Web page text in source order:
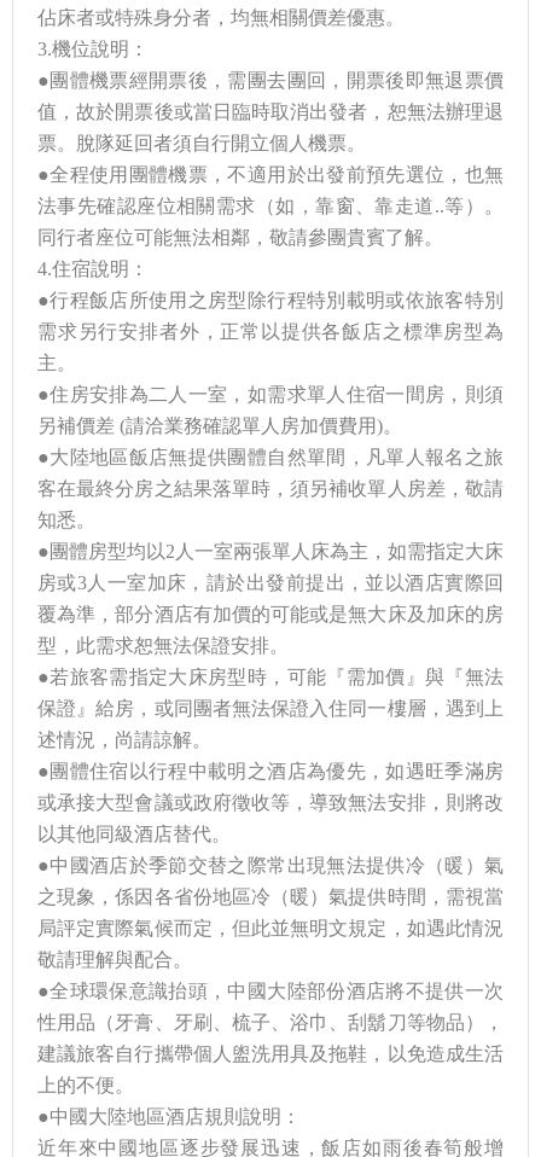
佔床者或特殊身分者，均無相關價差優惠。
3.機位說明：
●團體機票經開票後，需團去團回，開票後即無退票價
值，故於開票後或當日臨時取消出發者，恕無法辦理退
票。脫隊延回者須自行開立個人機票。
●全程使用團體機票，不適用於出發前預先選位，也無
法事先確認座位相關需求（如，靠窗、靠走道..等）。
同行者座位可能無法相鄰，敬請參團貴賓了解。
4.住宿說明：
●行程飯店所使用之房型除行程特別載明或依旅客特別
需求另行安排者外，正常以提供各飯店之標準房型為
主。
●住房安排為二人一室，如需求單人住宿一間房，則須
另補價差 (請洽業務確認單人房加價費用)。
●大陸地區飯店無提供團體自然單間，凡單人報名之旅
客在最終分房之結果落單時，須另補收單人房差，敬請
知悉。
●團體房型均以2人一室兩張單人床為主，如需指定大床
房或3人一室加床，請於出發前提出，並以酒店實際回
覆為準，部分酒店有加價的可能或是無大床及加床的房
型，此需求恕無法保證安排。
●若旅客需指定大床房型時，可能『需加價』與『無法
保證』給房，或同團者無法保證入住同一樓層，遇到上
述情況，尚請諒解。
●團體住宿以行程中載明之酒店為優先，如遇旺季滿房
或承接大型會議或政府徵收等，導致無法安排，則將改
以其他同級酒店替代。
●中國酒店於季節交替之際常出現無法提供冷（暖）氣
之現象，係因各省份地區冷（暖）氣提供時間，需視當
局評定實際氣候而定，但此並無明文規定，如遇此情況
敬請理解與配合。
●全球環保意識抬頭，中國大陸部份酒店將不提供一次
性用品（牙膏、牙刷、梳子、浴巾、刮鬍刀等物品），
建議旅客自行攜帶個人盥洗用具及拖鞋，以免造成生活
上的不便。
●中國大陸地區酒店規則說明：
近年來中國地區逐步發展迅速，飯店如雨後春筍般增